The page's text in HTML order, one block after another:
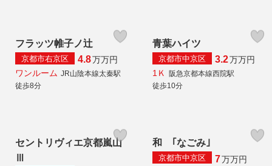
フラッツ帷子ノ辻
京都市右京区 4.8万万円
ワンルーム JR山陰本線太秦駅
徒歩8分
青葉ハイツ
京都市中京区 3.2万万円
1Ｋ 阪急京都本線西院駅
徒歩10分
セントリヴィエ京都嵐山
和 ｢なごみ｣
京都市中京区 7万万円